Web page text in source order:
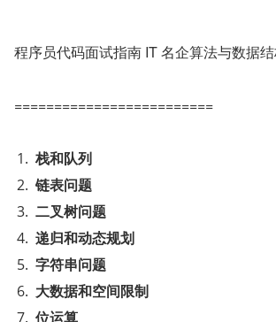
程序员代码面试指南 IT 名企算法与数据
=========================
栈和队列
链表问题
二叉树问题
递归和动态规划
字符串问题
大数据和空间限制
位运算